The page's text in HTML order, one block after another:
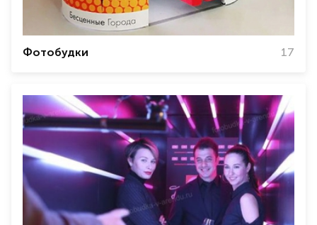
Фотобудки 17